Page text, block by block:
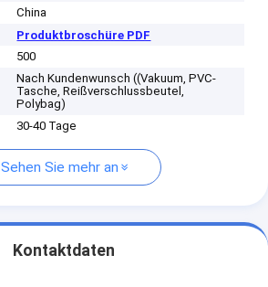
China
Produktbroschüre PDF
500
Nach Kundenwunsch ((Vakuum, PVC-
Tasche, Reißverschlussbeutel,
Polybag)
30-40 Tage
Sehen Sie mehr an
Kontaktdaten